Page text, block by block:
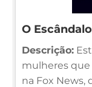
O
Descrição:
mulheres que
na Fox News,